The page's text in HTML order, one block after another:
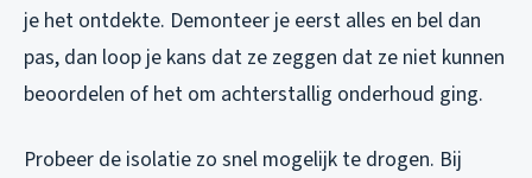
je het ontdekte. Demonteer je eerst alles en bel dan
pas, dan loop je kans dat ze zeggen dat ze niet kunnen
beoordelen of het om achterstallig onderhoud ging.
Probeer de isolatie zo snel mogelijk te drogen. Bij